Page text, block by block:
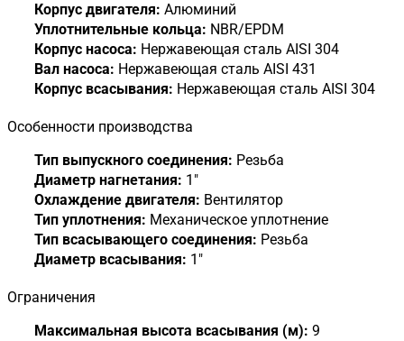
Корпус двигателя: Алюминий
Уплотнительные кольца: NBR/EPDM
Корпус насоса: Нержавеющая сталь AISI 304
Вал насоса: Нержавеющая сталь AISI 431
Корпус всасывания: Нержавеющая сталь AISI 304
Особенности производства
Тип выпускного соединения: Резьба
Диаметр нагнетания: 1"
Охлаждение двигателя: Вентилятор
Тип уплотнения: Механическое уплотнение
Тип всасывающего соединения: Резьба
Диаметр всасывания: 1"
Ограничения
Максимальная высота всасывания (м): 9